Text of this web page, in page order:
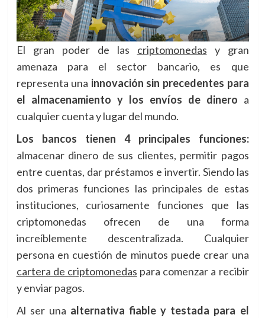
El gran poder de las criptomonedas y gran
amenaza para el sector bancario, es que
representa una innovación sin precedentes para
el almacenamiento y los envíos de dinero a
cualquier cuenta y lugar del mundo.
Los bancos tienen 4 principales funciones:
almacenar dinero de sus clientes, permitir pagos
entre cuentas, dar préstamos e invertir. Siendo las
dos primeras funciones las principales de estas
instituciones, curiosamente funciones que las
criptomonedas ofrecen de una forma
increíblemente descentralizada. Cualquier
persona en cuestión de minutos puede crear una
cartera de criptomonedas para comenzar a recibir
y enviar pagos.
Al ser una alternativa fiable y testada para el